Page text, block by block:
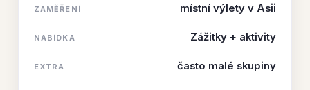
ZAMĚŘENÍ místní výlety v Asii
NABÍDKA Zážitky + aktivity
EXTRA často malé skupiny